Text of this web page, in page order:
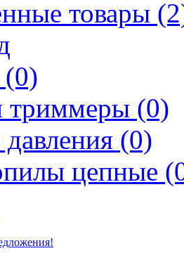
товары
(0)
триммеры (0)
(0)
цепные